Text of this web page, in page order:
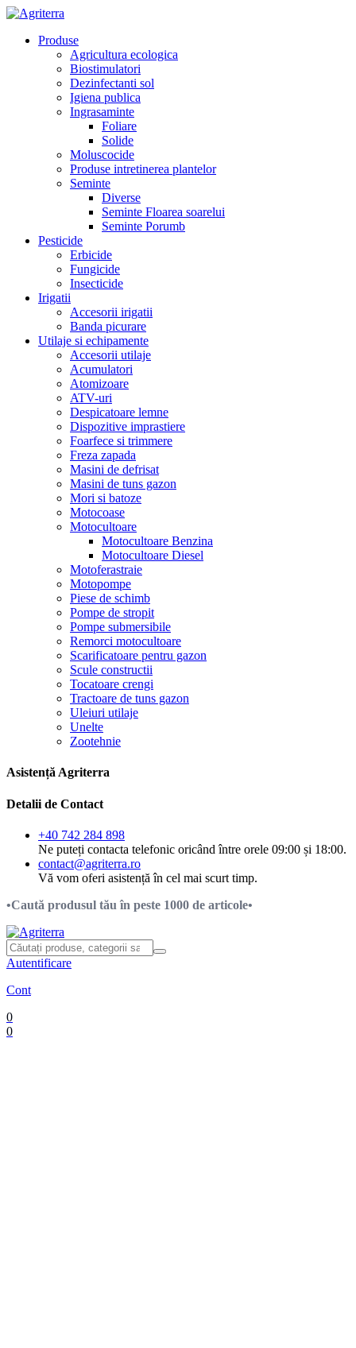
Produse
Agricultura ecologica
Biostimulatori
Dezinfectanti sol
Igiena publica
Ingrasaminte
Foliare
Solide
Moluscocide
Produse intretinerea plantelor
Seminte
Diverse
Seminte Floarea soarelui
Seminte Porumb
Pesticide
Erbicide
Fungicide
Insecticide
Irigatii
Accesorii irigatii
Banda picurare
Utilaje si echipamente
Accesorii utilaje
Acumulatori
Atomizoare
ATV-uri
Despicatoare lemne
Dispozitive imprastiere
Foarfece si trimmere
Freza zapada
Masini de defrisat
Masini de tuns gazon
Mori si batoze
Motocoase
Motocultoare
Motocultoare Benzina
Motocultoare Diesel
Motoferastraie
Motopompe
Piese de schimb
Pompe de stropit
Pompe submersibile
Remorci motocultoare
Scarificatoare pentru gazon
Scule constructii
Tocatoare crengi
Tractoare de tuns gazon
Uleiuri utilaje
Unelte
Zootehnie
Asistență Agriterra
Detalii de Contact
+40 742 284 898
Ne puteți contacta telefonic oricând între orele 09:00 și 18:00.
contact@agriterra.ro
Vă vom oferi asistență în cel mai scurt timp.
•Caută produsul tău în peste 1000 de articole•
Autentificare
Cont
0
0